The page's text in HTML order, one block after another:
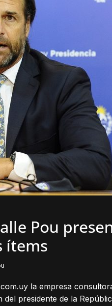
Pou
ítems
la empresa
presidente de la